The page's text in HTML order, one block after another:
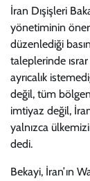
İran Dışişleri
yönetiminin
düzenlediği
taleplerinde
ayrıcalık
değil, tüm
imtiyaz değil,
yalnızca
dedi.
Bekayi, İran’ın